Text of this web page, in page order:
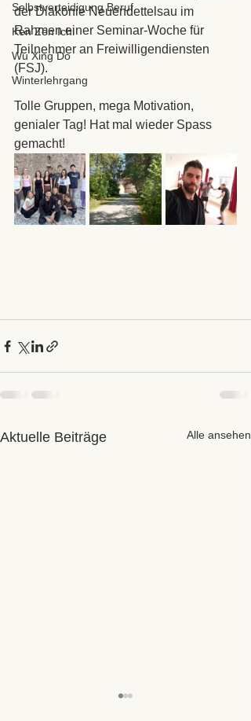
Selbstverteidigung Beruf
Ken Zen Ichi
Wu Xing Do
Winterlehrgang
der Diakonie Neuendettelsau im
Rahmen einer Seminar-Woche für
Teilnehmer an Freiwilligendiensten
(FSJ).
Tolle Gruppen, mega Motivation,
genialer Tag! Hat mal wieder Spass
gemacht!
Aktuelle Beiträge Alle ansehen